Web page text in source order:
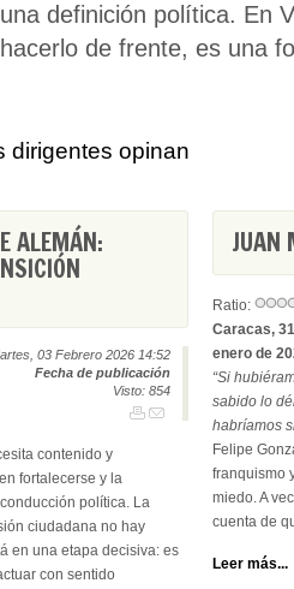
definición política. En
de frente, es una
dirigentes opinan
ALEMÁN:
03 Febrero 2026 14:52
Fecha de publicación
Visto: 854
contenido y
fortalecerse y la
política. La
ciudadana no hay
en una etapa decisiva: es
con sentido
JUAN
Ratio:
Caracas,
enero de
“Si
sabido lo
habríamos
Felipe
franquismo
miedo. A
cuenta de
Leer más...